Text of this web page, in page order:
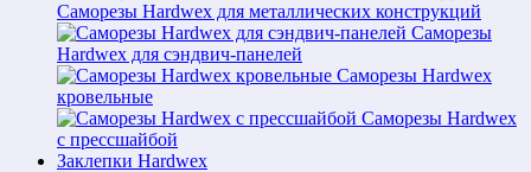
Саморезы Hardwex для металлических конструкций
Саморезы
Hardwex для сэндвич-панелей
Саморезы Hardwex
кровельные
Саморезы Hardwex
с прессшайбой
Заклепки Hardwex